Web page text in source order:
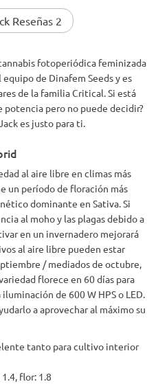
Reseñas 2
fotoperiódica feminizada
de Dinafem Seeds y es
de la familia Critical. Si está
potencia pero no puede decidir?
es justo para ti.
al aire libre en climas más
un período de floración más
dominante en Sativa. Si
al moho y las plagas debido a
en un invernadero mejorará
al aire libre pueden estar
/ mediados de octubre,
florece en 60 días para
de 600 W HPS o LED.
a aprovechar al máximo su
tanto para cultivo interior
flor: 1.8